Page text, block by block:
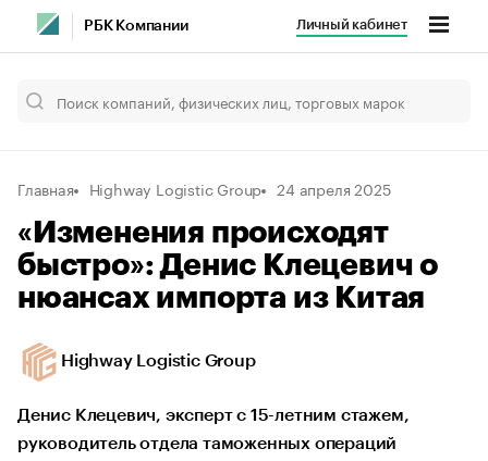
РБК Компании Личный кабинет
Главная Highway Logistic Group 24 апреля 2025
«Изменения происходят
быстро»: Денис Клецевич о
нюансах импорта из Китая
Highway Logistic Group
Денис Клецевич, эксперт с 15-летним стажем,
руководитель отдела таможенных операций